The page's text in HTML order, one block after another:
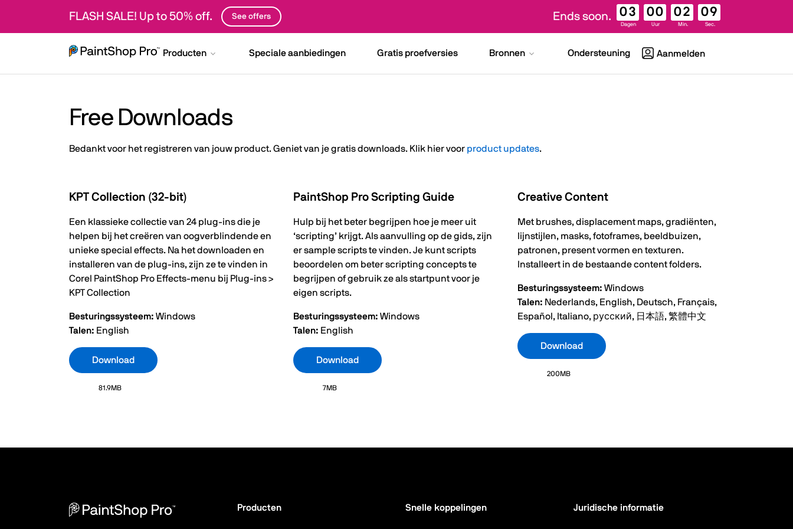
FLASH SALE! Up to 50% off. See offers Ends soon. 03
Dagen
00
Uur
02
Min.
08
Sec.
Producten Speciale aanbiedingen Gratis proefversies Bronnen Ondersteuning Aanmelden
Free Downloads
Bedankt voor het registreren van jouw product. Geniet van je gratis downloads. Klik hier voor product updates.
KPT Collection (32-bit)
Een klassieke collectie van 24 plug-ins die je
helpen bij het creëren van oogverblindende en
unieke special effects. Na het downloaden en
installeren van de plug-ins, zijn ze te vinden in
Corel PaintShop Pro Effects-menu bij Plug-ins >
KPT Collection
Besturingssysteem: Windows
Talen: English
Download
81.9MB
PaintShop Pro Scripting Guide
Hulp bij het beter begrijpen hoe je meer uit
‘scripting’ krijgt. Als aanvulling op de gids, zijn
er sample scripts te vinden. Je kunt scripts
beoordelen om beter scripting concepts te
begrijpen of gebruik ze als startpunt voor je
eigen scripts.
Besturingssysteem: Windows
Talen: English
Download
7MB
Creative Content
Met brushes, displacement maps, gradiënten,
lijnstijlen, masks, fotoframes, beeldbuizen,
patronen, present vormen en texturen.
Installeert in de bestaande content folders.
Besturingssysteem: Windows
Talen: Nederlands, English, Deutsch, Français,
Español, Italiano, русский, 日本語, 繁體中文
Download
200MB
Producten Snelle koppelingen Juridische informatie